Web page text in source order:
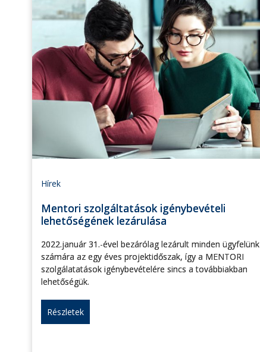
Hírek
Mentori szolgáltatások igénybevételi
lehetőségének lezárulása
2022.január 31.-ével bezárólag lezárult minden ügyfelünk
számára az egy éves projektidőszak, így a MENTORI
szolgálatatások igénybevételére sincs a továbbiakban
lehetőségük.
Részletek